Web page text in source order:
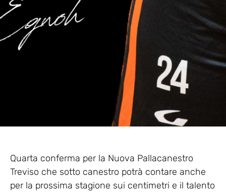
Quarta conferma per la Nuova Pallacanestro
Treviso che sotto canestro potrà contare anche
per la prossima stagione sui centimetri e il talento